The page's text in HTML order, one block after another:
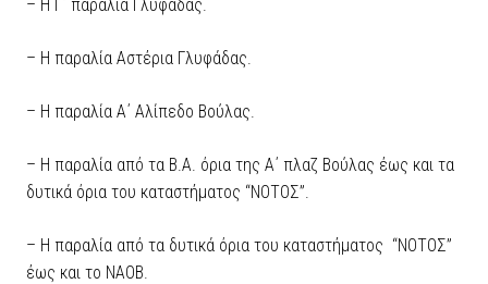
– Η Γ΄ παραλία Γλυφάδας.
– Η παραλία Αστέρια Γλυφάδας.
– Η παραλία Α΄ Αλίπεδο Βούλας.
– Η παραλία από τα Β.Α. όρια της Α΄ πλαζ Βούλας έως και τα
δυτικά όρια του καταστήματος “ΝΟΤΟΣ”.
– Η παραλία από τα δυτικά όρια του καταστήματος “ΝΟΤΟΣ”
έως και το ΝΑΟΒ.